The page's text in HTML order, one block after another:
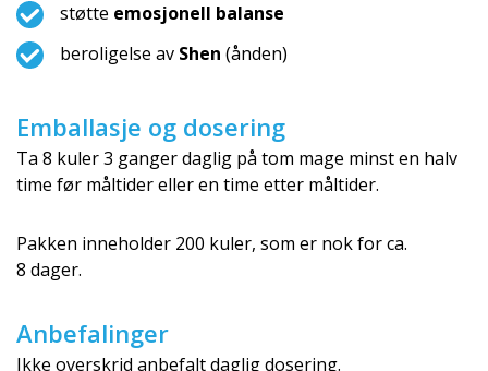
støtte emosjonell balanse
beroligelse av Shen (ånden)
Emballasje og dosering
Ta 8 kuler 3 ganger daglig på tom mage minst en halv
time før måltider eller en time etter måltider.
Pakken inneholder 200 kuler, som er nok for ca.
8 dager.
Anbefalinger
Ikke overskrid anbefalt daglig dosering.